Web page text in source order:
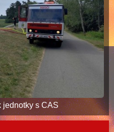
jednotky s CAS